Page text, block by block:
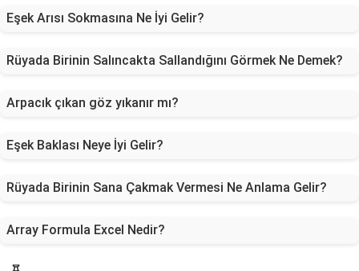
Eşek Arısı Sokmasına Ne İyi Gelir?
Rüyada Birinin Salıncakta Sallandığını Görmek Ne Demek?
Arpacık çıkan göz yıkanır mı?
Eşek Baklası Neye İyi Gelir?
Rüyada Birinin Sana Çakmak Vermesi Ne Anlama Gelir?
Array Formula Excel Nedir?